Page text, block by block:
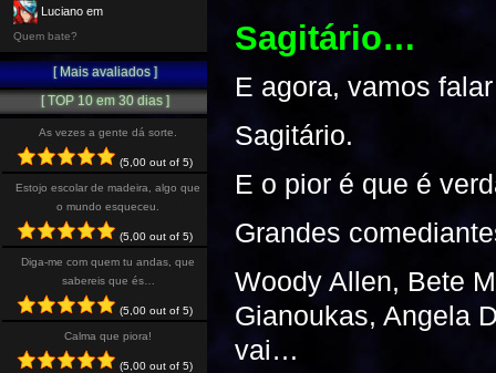
Sagitário…
E agora, vamos
Sagitário.
E o pior é que é
Grandes
Woody Allen, Bete
Gianoukas, Angela
vai…
Luciano em
Quem bate?
[ Mais avaliados ]
[ TOP 10 em 30 dias ]
As vezes a gente dá sorte.
(5,00 out of 5)
Estojo escolar de madeira, algo que
o mundo esqueceu.
(5,00 out of 5)
Diga-me com quem tu andas, que
sabereis que és…
(5,00 out of 5)
Calma que piora!
(5,00 out of 5)